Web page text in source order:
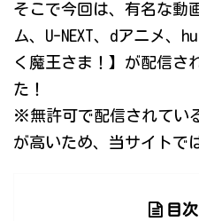
そこで今回は、有名な動
ム、U-NEXT、dアニメ
く魔王さま！】が配信さ
た！
※無許可で配信されてい
が高いため、当サイトで
目次